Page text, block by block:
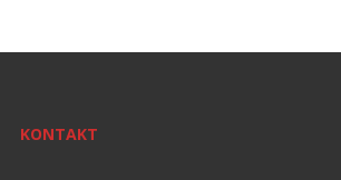
KONTAKT